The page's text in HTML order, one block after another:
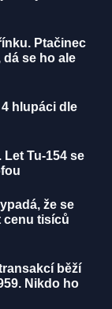
Ptačinec
se ho ale
hlupáci dle
Tu-154 se
že se
cenu tisíců
běží
Nikdo ho